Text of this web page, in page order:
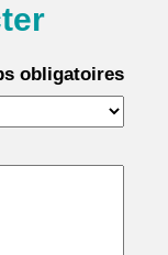
obligatoires